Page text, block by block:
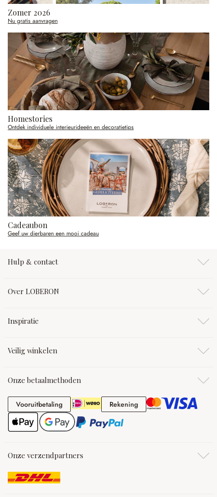
Zomer 2026
Nu gratis aanvragen
Homestories
Ontdek individuele interieurideeën en decoratietips
Cadeaubon
Geef uw dierbaren een mooi cadeau
Hulp & contact
Over LOBERON
Inspiratie
Veilig winkelen
Onze betaalmethoden
VooruitbetalingVooruitbetaling RekeningRekening
Onze verzendpartners